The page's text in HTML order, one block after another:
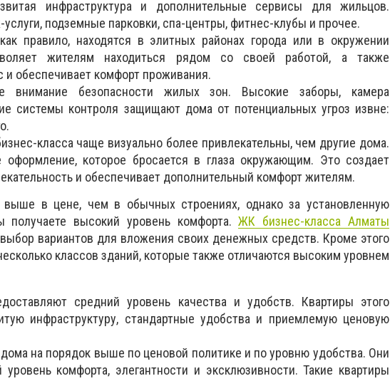
инфраструктура и дополнительные сервисы для жильцов.
подземные парковки, спа-центры, фитнес-клубы и прочее.
правило, находятся в элитных районах города или в окружении
жителям находиться рядом со своей работой, а также
и обеспечивает комфорт проживания.
внимание безопасности жилых зон. Высокие заборы, камера
системы контроля защищают дома от потенциальных угроз извне:
класса чаще визуально более привлекательны, чем другие дома.
оформление, которое бросается в глаза окружающим. Это создает
и обеспечивает дополнительный комфорт жителям.
выше в цене, чем в обычных строениях, однако за установленную
получаете высокий уровень комфорта.ЖК бизнес-класса Алматы
вариантов для вложения своих денежных средств. Кроме этого
классов зданий, которые также отличаются высоким уровнем
средний уровень качества и удобств. Квартиры этого
инфраструктуру, стандартные удобства и приемлемую ценовую
на порядок выше по ценовой политике и по уровню удобства. Они
комфорта, элегантности и эксклюзивности. Такие квартиры